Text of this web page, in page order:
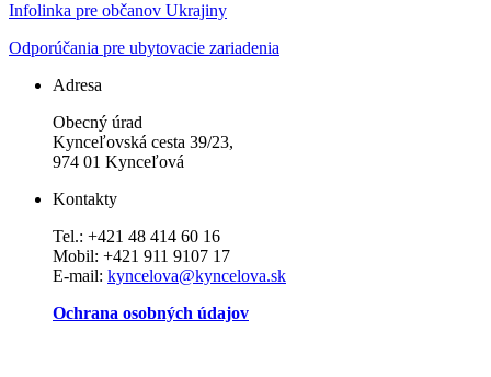
Infolinka pre občanov Ukrajiny
Odporúčania pre ubytovacie zariadenia
Adresa
Obecný úrad
Kynceľovská cesta 39/23,
974 01 Kynceľová
Kontakty
Tel.: +421 48 414 60 16
Mobil: +421 911 9107 17
E-mail: kyncelova@kyncelova.sk
Ochrana osobných údajov